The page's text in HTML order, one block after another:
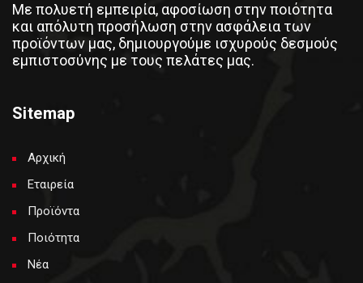
Με πολυετή εμπειρία, αφοσίωση στην ποιότητα
και απόλυτη προσήλωση στην ασφάλεια των
προϊόντων μας, δημιουργούμε ισχυρούς δεσμούς
εμπιστοσύνης με τους πελάτες μας.
Sitemap
Αρχική
Εταιρεία
Προϊόντα
Ποιότητα
Νέα